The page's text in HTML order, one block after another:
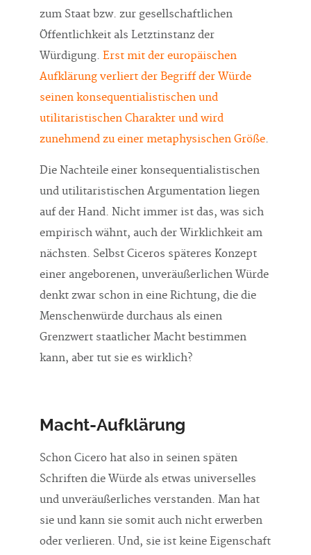
zum Staat bzw. zur gesellschaftlichen
Öffentlichkeit als Letztinstanz der
Würdigung.Erst mit der europäischen
Aufklärung verliert der Begriff der Würde
seinen konsequentialistischen und
utilitaristischen Charakter und wird
zunehmend zu einer metaphysischen Größe.
Die Nachteile einer konsequentialistischen
und utilitaristischen Argumentation liegen
auf der Hand. Nicht immer ist das, was sich
empirisch wähnt, auch der Wirklichkeit am
nächsten. Selbst Ciceros späteres Konzept
einer angeborenen, unveräußerlichen Würde
denkt zwar schon in eine Richtung, die die
Menschenwürde durchaus als einen
Grenzwert staatlicher Macht bestimmen
kann, aber tut sie es wirklich?
Macht-Aufklärung
Schon Cicero hat also in seinen späten
Schriften die Würde als etwas universelles
und unveräußerliches verstanden. Man hat
sie und kann sie somit auch nicht erwerben
oder verlieren. Und, sie ist keine Eigenschaft